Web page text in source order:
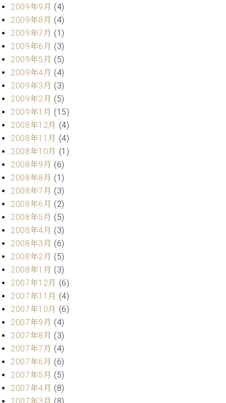
2009年9月 (4)
2009年8月 (4)
2009年7月 (1)
2009年6月 (3)
2009年5月 (5)
2009年4月 (4)
2009年3月 (3)
2009年2月 (5)
2009年1月 (15)
2008年12月 (4)
2008年11月 (4)
2008年10月 (1)
2008年9月 (6)
2008年8月 (1)
2008年7月 (3)
2008年6月 (2)
2008年5月 (5)
2008年4月 (3)
2008年3月 (6)
2008年2月 (5)
2008年1月 (3)
2007年12月 (6)
2007年11月 (4)
2007年10月 (6)
2007年9月 (4)
2007年8月 (3)
2007年7月 (4)
2007年6月 (6)
2007年5月 (5)
2007年4月 (8)
2007年3月 (8)